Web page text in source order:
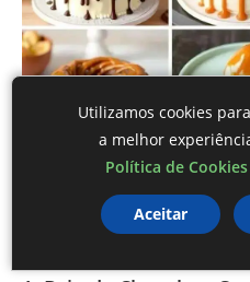
qualquer sobremesa. Aqui
criativas para fazer sua
Utilizamos cookies
a melhor
Política de
Aceitar